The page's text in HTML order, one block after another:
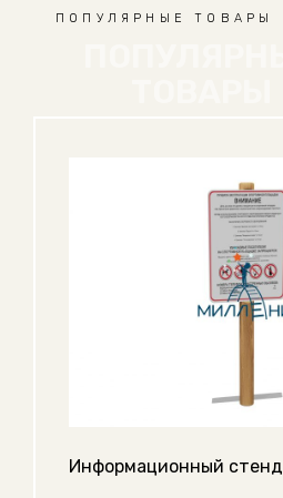
ПОПУЛЯРНЫЕ ТОВАРЫ
Информационный стенд